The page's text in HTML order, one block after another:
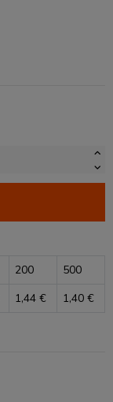
200
500
1,44 € 1,40 €